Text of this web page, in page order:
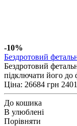
-10%
Бездротовий
Бездротовий
підключати його до
Ціна: 26684 грн
До кошика
В улюблені
Порівняти